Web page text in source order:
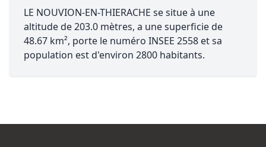
LE NOUVION-EN-THIERACHE se situe à une
altitude de 203.0 mètres, a une superficie de
48.67 km², porte le numéro INSEE 2558 et sa
population est d'environ 2800 habitants.